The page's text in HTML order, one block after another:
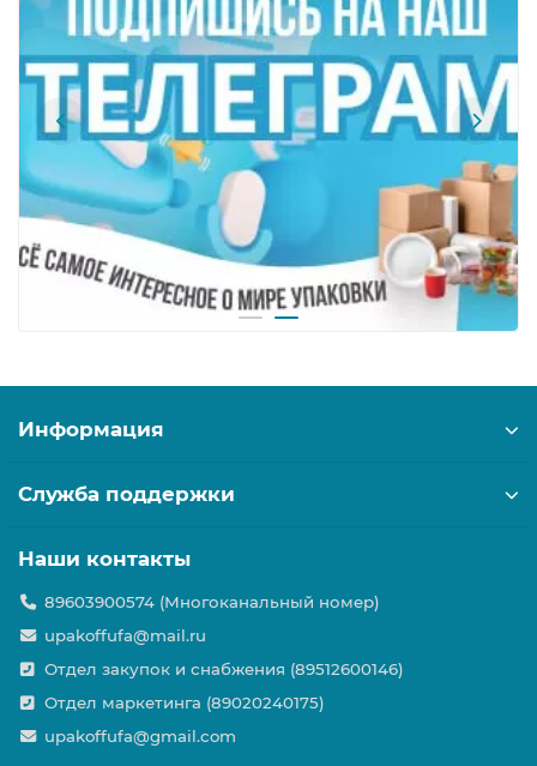
Информация
Служба поддержки
Наши контакты
89603900574 (Многоканальный номер)
upakoffufa@mail.ru
Отдел закупок и снабжения (89512600146)
Отдел маркетинга (89020240175)
upakoffufa@gmail.com